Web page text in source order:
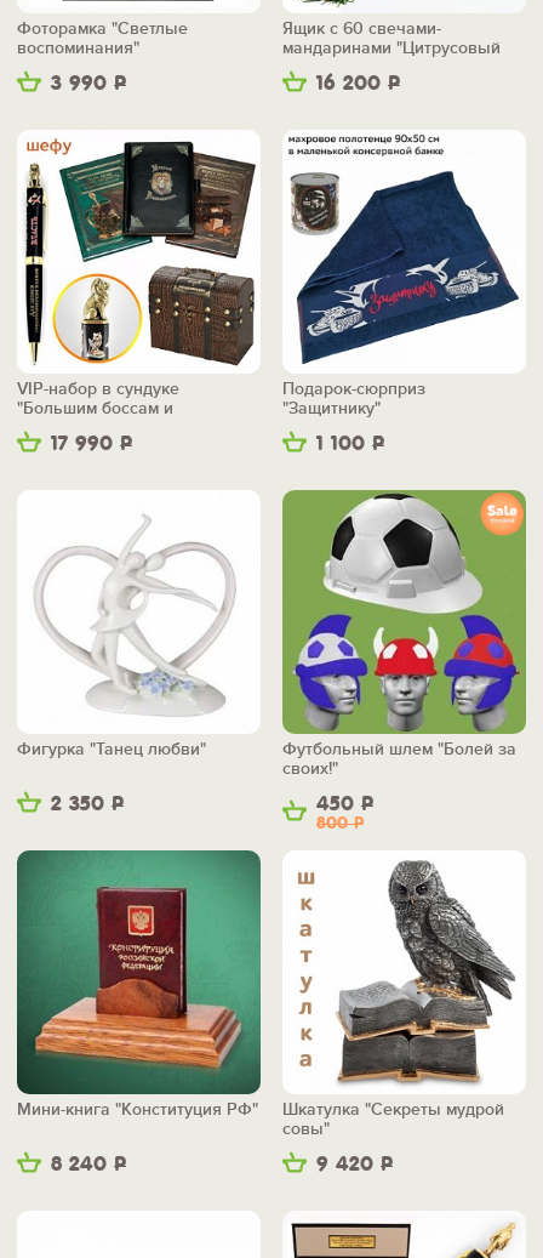
3 990 Р
Фоторамка "Светлые
воспоминания"
16 200 Р
Ящик с 60 свечами-
мандаринами "Цитрусовый
бум"
17 990 Р
VIP-набор в сундуке
"Большим боссам и
маленьким"
1 100 Р
Подарок-сюрприз
"Защитнику"
2 350 Р
Фигурка "Танец любви"
450 Р
800Р
Футбольный шлем "Болей за
своих!"
8 240 Р
Мини-книга "Конституция РФ"
9 420 Р
Шкатулка "Секреты мудрой
совы"